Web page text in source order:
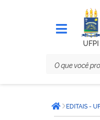
UFPI
está
aqui:Página
EDITAIS -